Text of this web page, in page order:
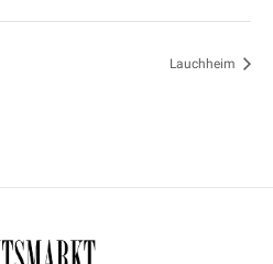
Lauchheim